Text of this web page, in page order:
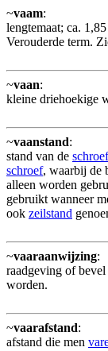
~vaam:
lengtemaat; ca.
Verouderde term.
~vaan:
kleine driehoekige
~vaanstand:
stand van de
schroef, waarbij de
alleen worden
gebruikt wanneer
ook zeilstand
~vaaraanwijzing:
raadgeving of
worden.
~vaarafstand:
afstand die men